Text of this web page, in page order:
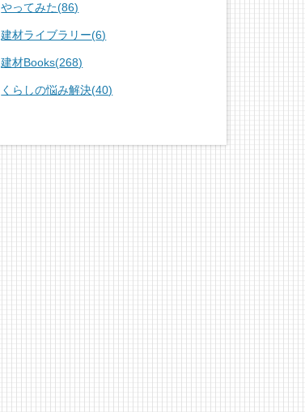
やってみた(86)
建材ライブラリー(6)
建材Books(268)
くらしの悩み解決(40)